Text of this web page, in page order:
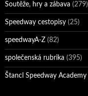
Soutěže, hry a zábava (279)
Speedway cestopisy (25)
speedwayA-Z (82)
společenská rubrika (395)
Štancl Speedway Academy